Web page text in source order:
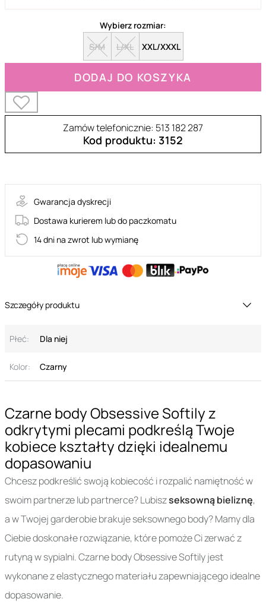
Czarne body Obsessive Softily z
odkrytymi plecami podkreślą Twoje
kobiece kształty dzięki idealnemu
dopasowaniu
Chcesz podkreślić swoją kobiecość i rozpalić namiętność w
swoim partnerze lub partnerce? Lubiszseksowną bieliznę,
a w Twojej garderobie brakuje seksownego body? Mamy dla
Ciebie doskonałe rozwiązanie, które pomoże Ci zerwać z
rutyną w sypialni. Czarne body Obsessive Softily jest
wykonane z elastycznego materiału zapewniającego idealne
dopasowanie.
Wybierz rozmiar:
S/M
L/XL XXL/XXXL
DODAJ DO KOSZYKA
Zamów telefonicznie: 513 182 287
Kod produktu: 3152
Gwarancja dyskrecji
Dostawa kurierem lub do paczkomatu
14 dni na zwrot lub wymianę
Szczegóły produktu
Płeć: Dla niej
Kolor: Czarny